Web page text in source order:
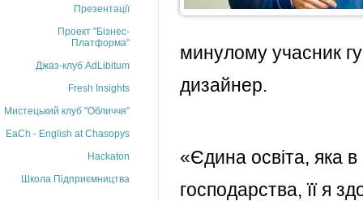
Презентації
Проект "Бізнес-
Платформа"
Джаз-клуб AdLibitum
Fresh Insights
Мистецький клуб "Обличчя"
EaCh - English at Chasopys
Hackaton
Школа Підприємництва
минулому учасник
дизайнер.
«Єдина освіта, яка
господарства, її я